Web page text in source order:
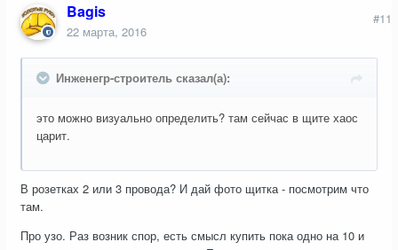
Bagis
22 марта, 2016
#11
Инженегр-строитель сказал(а):
это можно визуально определить? там сейчас в щите хаос
царит.
В розетках 2 или 3 провода? И дай фото щитка - посмотрим что
там.
Про узо. Раз возник спор, есть смысл купить пока одно на 10 и